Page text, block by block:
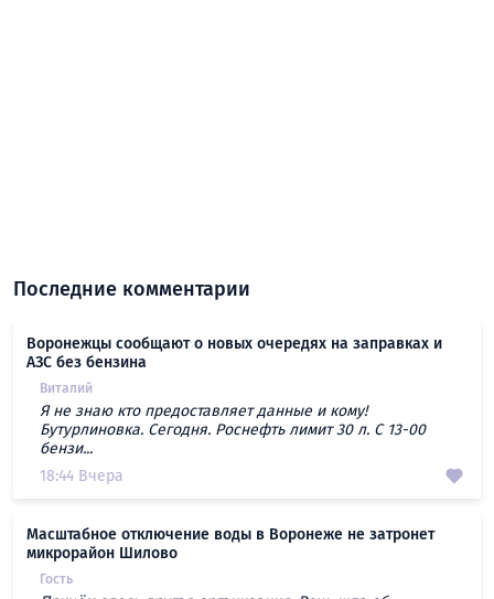
Последние комментарии
Воронежцы сообщают о новых очередях на заправках и
АЗС без бензина
Виталий
Я не знаю кто предоставляет данные и кому!
Бутурлиновка. Сегодня. Роснефть лимит 30 л. С 13-00
бензи...
18:44 Вчера
Масштабное отключение воды в Воронеже не затронет
микрорайон Шилово
Гость